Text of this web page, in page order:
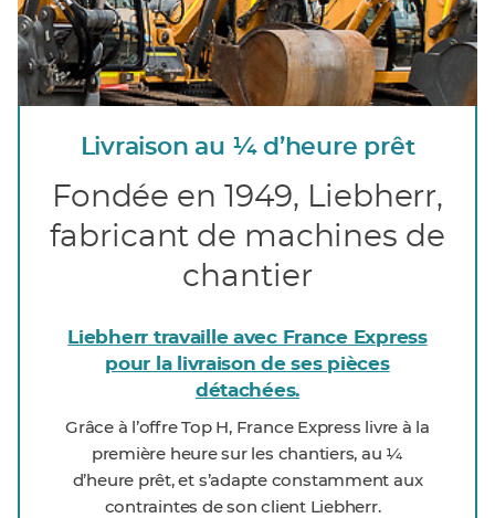
Livraison au ¼ d’heure prêt
Fondée en 1949, Liebherr,
fabricant de machines de
chantier
Liebherr travaille avec France Express
pour la livraison de ses pièces
détachées.
Grâce à l’offre Top H, France Express livre à la
première heure sur les chantiers, au ¼
d’heure prêt, et s’adapte constamment aux
contraintes de son client Liebherr.